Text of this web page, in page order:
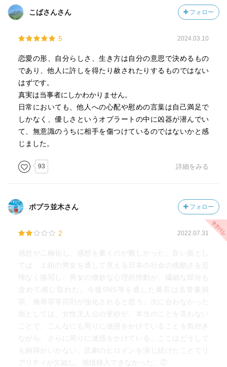
思う。
こばさんさん フォロー
5 2024.03.10
恋愛の形、自分らしさ、生き方は自分の意思で決めるもの
であり、他人に許しを得たり赦されたりするものではない
はずです。
真実は当事者にしかわかりません。
日常においても、他人への心配や慰めの言葉は自己満足で
しかなく、優しさというオブラートの中に凶器が潜んでい
て、無意識のうちに相手を傷つけているのではないかと感
じました。
93 詳細をみる
ポプラ並木さん フォロー
2 2022.07.31
感想が二極化し、感想を書くのが難しかった。良い面とし
ては、１組の男女を通して見える日本の社会の残酷さを忌
憚なく描写し、男女の微妙な心理的情動が、繊細な部分も
含めて感じ取れた。今後SNS等を通した暴言は名誉棄損
罪、侮辱罪等罰則が強化されると思う。次に合わなかった
面としては、女性主人公の更紗が、本当のことを言わない
ことで、こんなにも周りに迷惑をかけていることを気付き
ながら、さらに周りに迷惑をかけている。ここはどうして
も納得がいかない。悲劇のヒロインを演じ続けたことでリ
アリティが欠如し、感情移入できなかった。②